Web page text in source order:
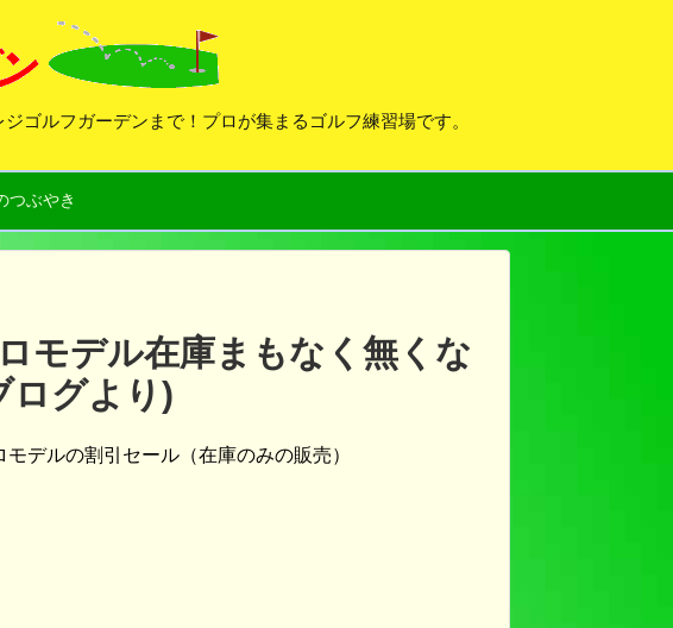
ゴルフガーデンまで！プロが集まるゴルフ練習場です。
つぶやき
モデル在庫まもなく無くな
ログより)
デルの割引セール（在庫のみの販売）